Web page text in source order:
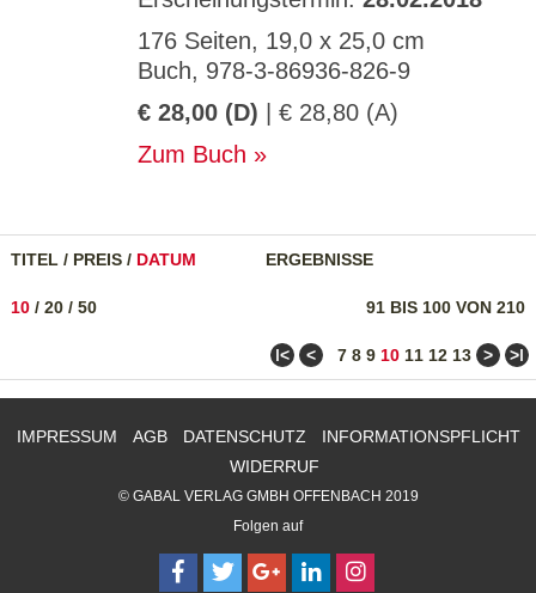
176 Seiten, 19,0 x 25,0 cm
Buch, 978-3-86936-826-9
€ 28,00 (D) | € 28,80 (A)
Zum Buch
TITEL / PREIS / DATUM ERGEBNISSE
91 BIS 100 VON 210
10 / 20 / 50
ǀ< < 7 8 9 10 11 12 13 > >ǀ
IMPRESSUM AGB DATENSCHUTZ
INFORMATIONSPFLICHT
WIDERRUF
© GABAL VERLAG GMBH OFFENBACH 2019
Folgen auf